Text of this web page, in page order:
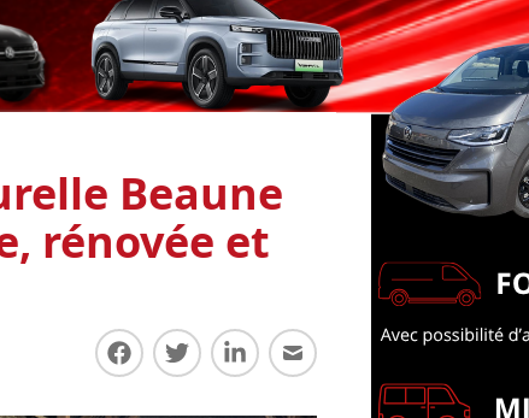
Beaune
rénovée et
Partager sur Facebook
Partager sur Twitter
Partager sur LinkedIn
Partager par E-mail